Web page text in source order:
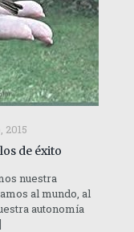
2015
de éxito
nuestra
al mundo, al
autonomía